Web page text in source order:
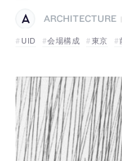
ARCHITECTURE
UID
会場構成 東京